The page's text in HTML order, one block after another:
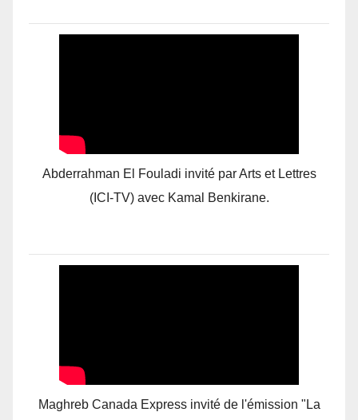
Abderrahman El Fouladi invité par Arts et Lettres
(ICI-TV) avec Kamal Benkirane.
Maghreb Canada Express invité de l'émission "La